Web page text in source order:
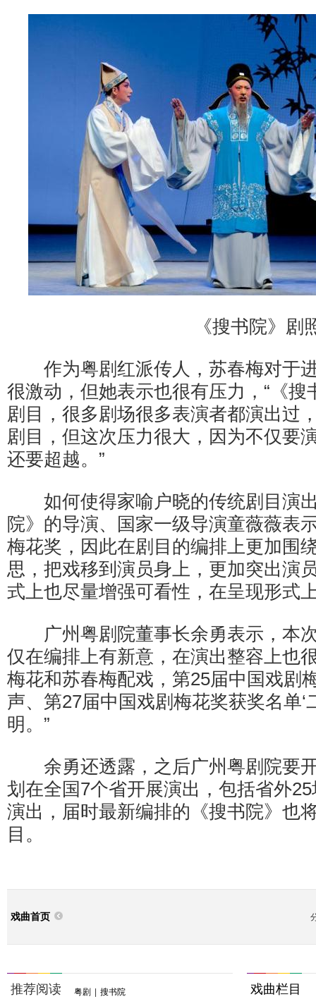
《搜书院》剧
作为粤剧红派传人，苏春梅对于
很激动，但她表示也很有压力，“《搜
剧目，很多剧场很多表演者都演出过
剧目，但这次压力很大，因为不仅要
还要超越。”
如何使得家喻户晓的传统剧目演
院》的导演、国家一级导演童薇薇表
梅花奖，因此在剧目的编排上更加围
思，把戏移到演员身上，更加突出演
式上也尽量增强可看性，在呈现形式
广州粤剧院董事长余勇表示，本
仅在编排上有新意，在演出整容上也
梅花和苏春梅配戏，第25届中国戏剧
声、第27届中国戏剧梅花奖获奖名单‘
明。”
余勇还透露，之后广州粤剧院要
划在全国7个省开展演出，包括省外
演出，届时最新编排的《搜书院》也
目。
戏曲首页
推荐阅读 粤剧 搜书院 戏曲栏目